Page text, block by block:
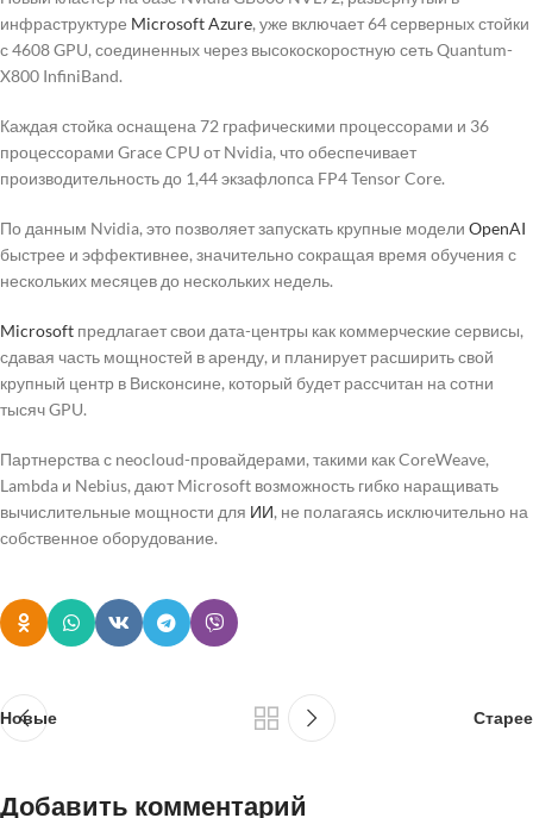
инфраструктуре MicrosoftAzure, уже включает 64 серверных стойки
с 4608 GPU, соединенных через высокоскоростную сеть Quantum-
X800 InfiniBand.
Каждая стойка оснащена 72 графическими процессорами и 36
процессорами Grace CPU от Nvidia, что обеспечивает
производительность до 1,44 экзафлопса FP4 Tensor Core.
По данным Nvidia, это позволяет запускать крупные модели OpenAI
быстрее и эффективнее, значительно сокращая время обучения с
нескольких месяцев до нескольких недель.
Microsoft предлагает свои дата-центры как коммерческие сервисы,
сдавая часть мощностей в аренду, и планирует расширить свой
крупный центр в Висконсине, который будет рассчитан на сотни
тысяч GPU.
Партнерства с neocloud-провайдерами, такими как CoreWeave,
Lambda и Nebius, дают Microsoft возможность гибко наращивать
вычислительные мощности для ИИ, не полагаясь исключительно на
собственное оборудование.
Новые Старее
Добавить комментарий